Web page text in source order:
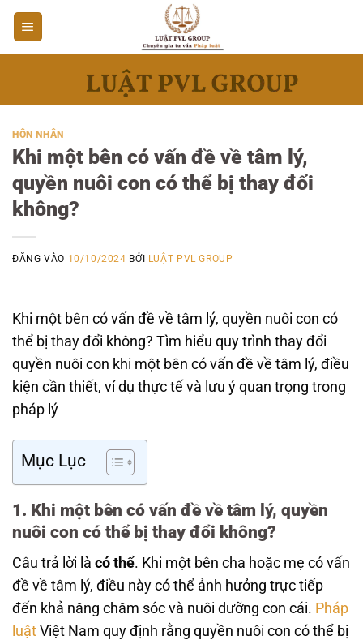
Bỏ
qua
nội
HÔN NHÂN
Khi một bên có vấn đề về tâm lý,
quyền nuôi con có thể bị thay đổi
không?
ĐĂNG VÀO 10/10/2024 BỞI LUẬT PVL GROUP
Khi một bên có vấn đề về tâm lý, quyền nuôi con có
thể bị thay đổi không? Tìm hiểu quy trình thay đổi
quyền nuôi con khi một bên có vấn đề về tâm lý, điều
kiện cần thiết, ví dụ thực tế và lưu ý quan trọng trong
pháp lý
Mục Lục
1. Khi một bên có vấn đề về tâm lý, quyền
nuôi con có thể bị thay đổi không?
Câu trả lời là có thể. Khi một bên cha hoặc mẹ có vấn
đề về tâm lý, điều này có thể ảnh hưởng trực tiếp
đến khả năng chăm sóc và nuôi dưỡng con cái. Pháp
luật Việt Nam quy định rằng quyền nuôi con có thể bị